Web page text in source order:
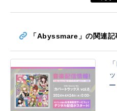
「Abyssmare」の関連記
ー